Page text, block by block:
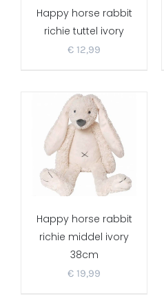
Happy horse rabbit
richie tuttel ivory
€ 12,99
Happy horse rabbit
richie middel ivory
38cm
€ 19,99